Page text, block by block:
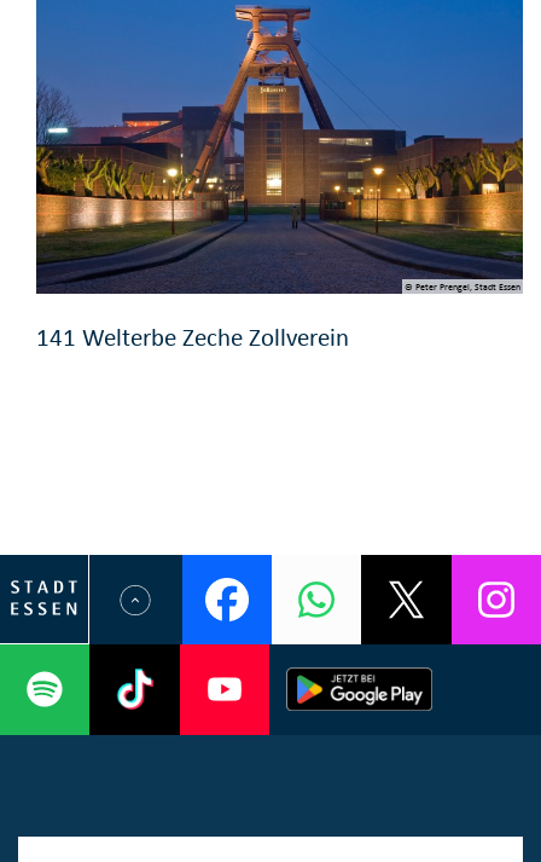
© Peter Prengel, Stadt Essen
141 Welterbe Zeche Zollverein